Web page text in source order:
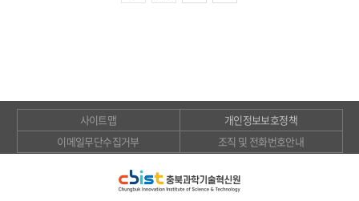
사이트맵
개인정보보호정책
이메일무단수집거부
조직 및 전화번호안내